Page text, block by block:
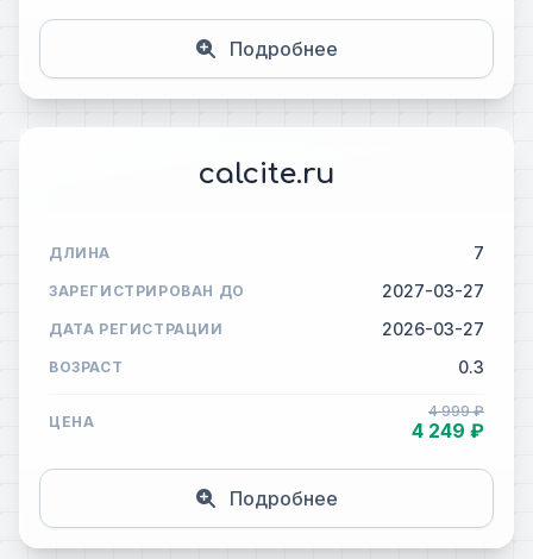
Подробнее
calcite.ru
ДЛИНА 7
ЗАРЕГИСТРИРОВАН ДО 2027-03-27
ДАТА РЕГИСТРАЦИИ 2026-03-27
ВОЗРАСТ 0.3
ЦЕНА
4 999 ₽
4 249 ₽
Подробнее